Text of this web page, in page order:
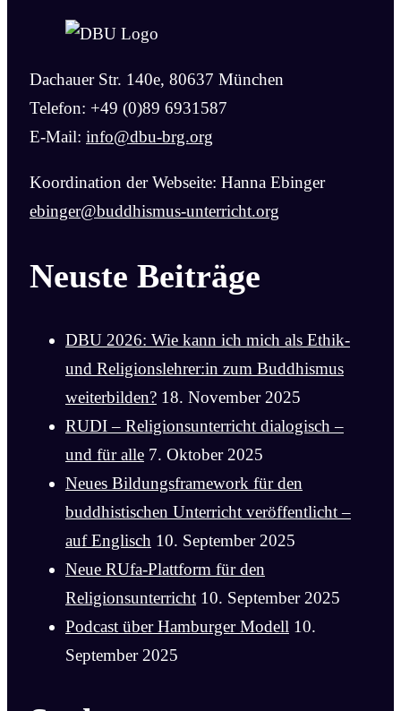
Dachauer Str. 140e, 80637 München
Telefon: +49 (0)89 6931587
E-Mail: info@dbu-brg.org
Koordination der Webseite: Hanna Ebinger
ebinger@buddhismus-unterricht.org
Neuste Beiträge
DBU 2026: Wie kann ich mich als Ethik-
und Religionslehrer:in zum Buddhismus
weiterbilden? 18. November 2025
RUDI – Religionsunterricht dialogisch –
und für alle 7. Oktober 2025
Neues Bildungsframework für den
buddhistischen Unterricht veröffentlicht –
auf Englisch 10. September 2025
Neue RUfa-Plattform für den
Religionsunterricht 10. September 2025
Podcast über Hamburger Modell 10.
September 2025